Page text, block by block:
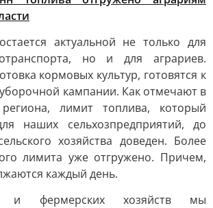
актуальной не только для
но и для аграриев.
кормовых культур, готовятся к
кампании. Как отмечают в
региона, лимит топлива, который
наших сельхозпредприятий, до
хозяйства доведен. Более
лимита уже отгружено. Причем,
каждый день.
и фермерских хозяйств мы